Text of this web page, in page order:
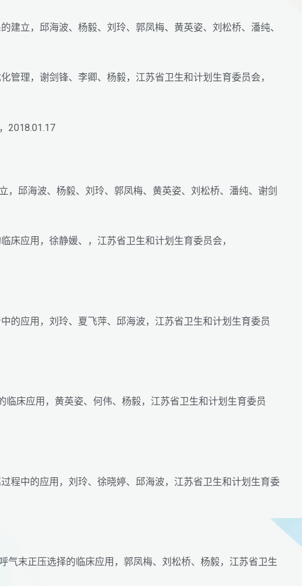
立，邱海波、杨毅、刘玲、郭凤梅、黄英姿、刘松桥、潘纯、
理，谢剑锋、李卿、杨毅，江苏省卫生和计划生育委员会，
2018.01.17
邱海波、杨毅、刘玲、郭凤梅、黄英姿、刘松桥、潘纯、谢剑
床应用，徐静媛、，江苏省卫生和计划生育委员会，
的应用，刘玲、夏飞萍、邱海波，江苏省卫生和计划生育委员
床应用，黄英姿、何伟、杨毅，江苏省卫生和计划生育委员
程中的应用，刘玲、徐晓婷、邱海波，江苏省卫生和计划生育委
气末正压选择的临床应用，郭凤梅、刘松桥、杨毅，江苏省卫生